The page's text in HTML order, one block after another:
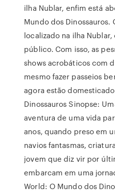
ilha Nublar, enfim está
Mundo dos Dinossauros.
localizado na ilha
público. Com isso, as
shows acrobáticos com
mesmo fazer passeios
agora estão
Dinossauros Sinopse:
aventura de uma vida
anos, quando preso em
navios fantasmas,
jovem que diz vir por
embarcam em uma
World: O Mundo dos